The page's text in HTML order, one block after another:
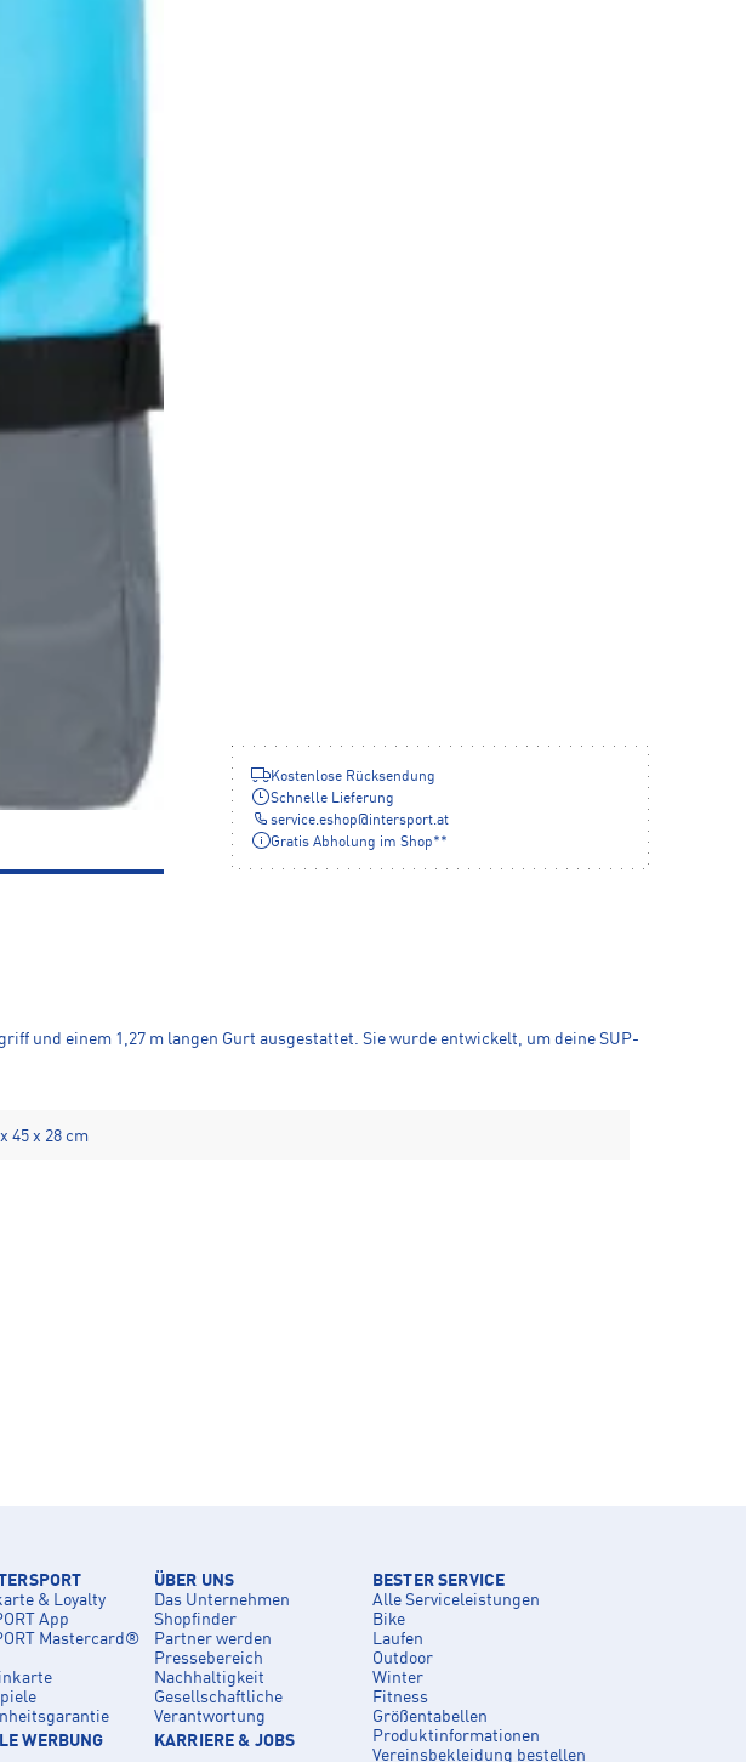
Kostenlose Rücksendung
Schnelle Lieferung
service.eshop@intersport.at
Gratis Abholung im Shop**
und einem 1,27 m langen Gurt ausgestattet. Sie wurde entwickelt, um deine SUP-
45 x 28 cm
& Loyalty
App
Mastercard®
WERBUNG
ÜBER UNS
Das Unternehmen
Shopfinder
Partner werden
Pressebereich
Nachhaltigkeit
Gesellschaftliche
Verantwortung
KARRIERE & JOBS
BESTER SERVICE
Alle Serviceleistungen
Bike
Laufen
Outdoor
Winter
Fitness
Größentabellen
Produktinformationen
Vereinsbekleidung bestellen